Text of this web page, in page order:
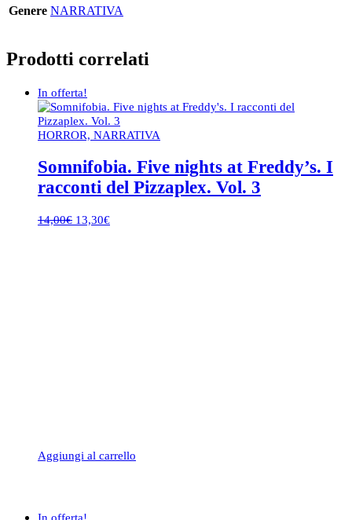
Genere NARRATIVA
Prodotti correlati
In offerta!
HORROR, NARRATIVA
Somnifobia. Five nights at Freddy’s. I
racconti del Pizzaplex. Vol. 3
14,00€ Il13,30€Il
Aggiungi al carrello
In offerta!